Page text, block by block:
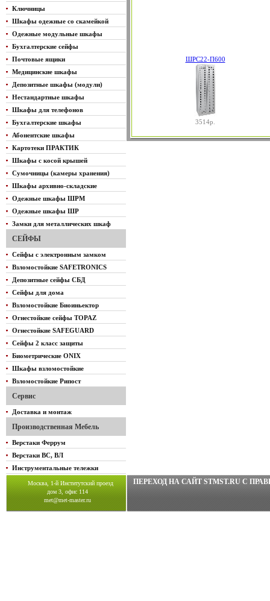
Ключницы
Шкафы одежные со скамейкой
Одежные модульные шкафы
Бухгалтерские сейфы
Почтовые ящики
Медицинские шкафы
Депозитные шкафы (модули)
Нестандартные шкафы
Шкафы для телефонов
Бухгалтерские шкафы
Абонентские шкафы
Картотеки ПРАКТИК
Шкафы с косой крышей
Сумочницы (камеры хранения)
Шкафы архивно-складские
Одежные шкафы ШРМ
Одежные шкафы ШР
Замки для металлических шкаф
СЕЙФЫ
Сейфы с электронным замком
Взломостойкие SAFETRONICS
Депозитные сейфы СБД
Сейфы для дома
Взломостойкие Биоиньектор
Огнестойкие сейфы TOPAZ
Огнестойкие SAFEGUARD
Сейфы 2 класс защиты
Биометрические ONIX
Шкафы взломостойкие
Взломостойкие Рипост
Сервис
Доставка и монтаж
Производственная Мебель
Верстаки Феррум
Верстаки ВС, ВЛ
Инструментальные тележки
ШРС22-П600
3514р.
Москва, 1-й Институтский проезд
дом 3, офис 114
met@met-master.ru
ПЕРЕХОД НА САЙТ STMST.RU C